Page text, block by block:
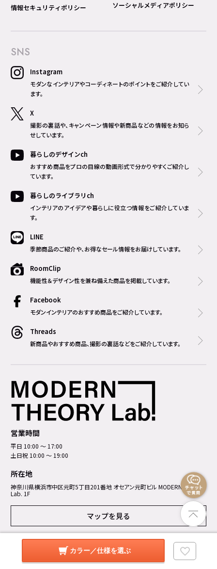
カラー／仕様を選ぶ
情報セキュリティポリシー
ソーシャルメディアポリシー
SNS
Instagram
モダンなインテリアやコーディネートのポイントをご紹介してい
ます。
X
撮影の裏話や、キャンペーン情報や新商品などの情報をお知ら
せしています。
暮らしのデザインch
おすすめ商品をプロの目線の動画形式で分かりやすくご紹介し
ています。
暮らしのライブラリch
インテリアのアイデアや暮らしに役立つ情報をご紹介していま
す。
LINE
季節商品のご紹介や、お得なセール情報をお届けしています。
RoomClip
機能性＆デザイン性を兼ね備えた商品を掲載しています。
Facebook
モダンインテリアのおすすめ商品をご紹介しています。
Threads
新商品やおすすめ商品、撮影の裏話などをご紹介しています。
営業時間
平日 10:00 ～ 17:00
土日祝 10:00 ～ 19:00
所在地
神奈川県横浜市中区元町5丁⽬201番地 オセアン元町ビル MODERN THEORY
Lab. 1F
マップを見る
店舗詳細を見る